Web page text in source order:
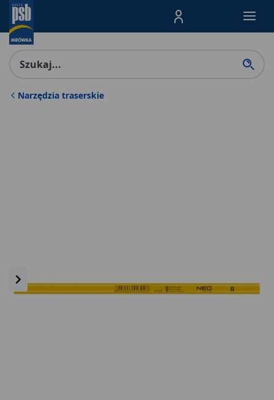
Menu Produktów,
Narzędzia traserskie